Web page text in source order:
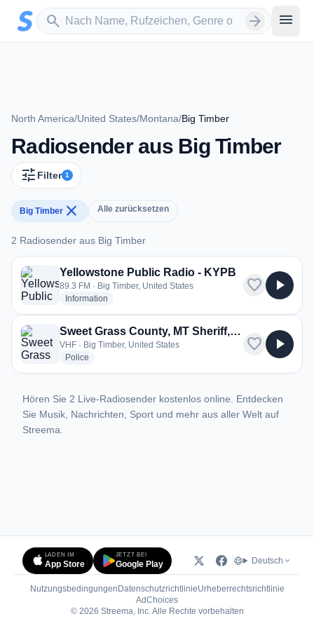
Zum Hauptinhalt springen
search
Sender suchen arrow_forward menu
North America/United States/Montana/Big Timber
Radiosender aus Big Timber
tune Filter 1
Big Timber close Alle zurücksetzen
2 Radiosender aus Big Timber
2 Radiosender aus Big Timber
Yellowstone Public Radio - KYPB
89.3 FM · Big Timber, United States
Information
favorite play_arrow
Sweet Grass County, MT Sheriff, Police, Fire
VHF · Big Timber, United States
Police
favorite play_arrow
Hören Sie 2 Live-Radiosender kostenlos online. Entdecken
Sie Musik, Nachrichten, Sport und mehr aus aller Welt auf
Streema.
LADEN IM
App Store
JETZT BEI
Google Play Deutsch
Nutzungsbedingungen DatenschutzrichtlinieUrheberrechtsrichtlinie
AdChoices(öffnet in neuem Tab)
© 2026 Streema, Inc. Alle Rechte vorbehalten